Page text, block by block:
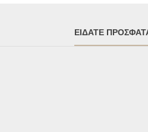
ΕΊΔΑΤΕ